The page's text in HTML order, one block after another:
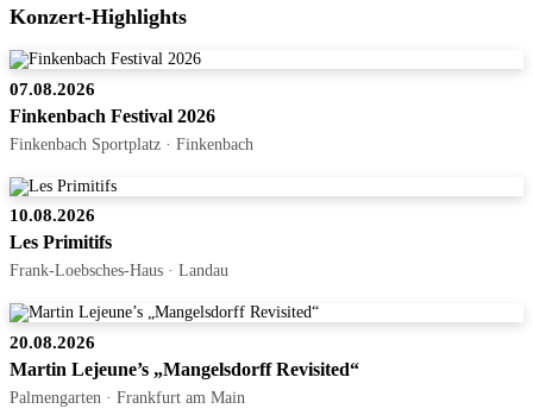
Konzert-Highlights
07.08.2026
Finkenbach Festival 2026
Finkenbach Sportplatz · Finkenbach
10.08.2026
Les Primitifs
Frank-Loebsches-Haus · Landau
20.08.2026
Martin Lejeune’s „Mangelsdorff Revisited“
Palmengarten · Frankfurt am Main